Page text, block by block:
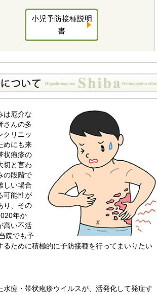
小児予防接種説明
書
は厄介な
さんの多
クリニッ
めにも来
状疱疹の
切と言わ
の段階で
しい場合
可能性が
り、その
年か
高い不活
院でも予
ために積極的に予防接種を行ってまいりたい
痘・帯状疱疹ウイルスが、活発化して発症す